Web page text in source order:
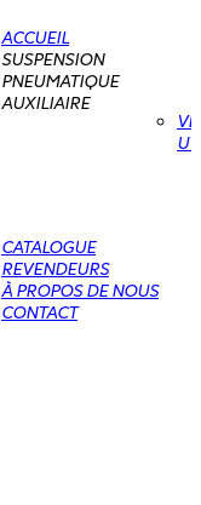
ACCUEIL
SUSPENSION
PNEUMATIQUE
AUXILIAIRE
CATALOGUE
REVENDEURS
À PROPOS DE NOUS
CONTACT